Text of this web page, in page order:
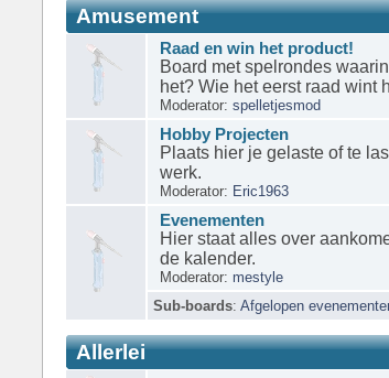
Amusement
Raad en win het product!
Board met spelrondes
het? Wie het eerst raad wint
Moderator:spelletjesmod
Hobby Projecten
Plaats hier je gelaste of te
werk.
Moderator: Eric1963
Evenementen
Hier staat alles over
de kalender.
Moderator: mestyle
Sub-boards: Afgelopen
Allerlei